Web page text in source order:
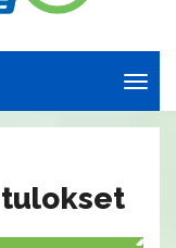
tulokset